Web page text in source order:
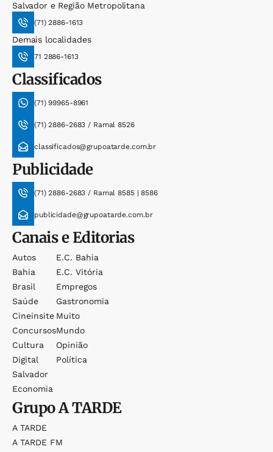
Salvador e Região Metropolitana
(71) 2886-1613
Demais localidades
71 2886-1613
Classificados
(71) 99965-8961
(71) 2886-2683 / Ramal 8526
classificados@grupoatarde.com.br
Publicidade
(71) 2886-2683 / Ramal 8585 | 8586
publicidade@grupoatarde.com.br
Canais e Editorias
Autos
Bahia
Brasil
Saúde
Cineinsite
Concursos
Cultura
Digital
Salvador
Economia
E.c. Bahia
E.c. Vitória
Empregos
Gastronomia
Muito
Mundo
Opinião
Política
GrupoA TARDE
A TARDE
A TARDE FM